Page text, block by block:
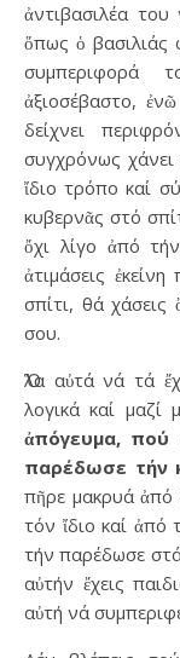
ἀντιβασιλέα
ὅπως ὁ βασιλιάς
συμπεριφορά
ἀξιοσέβαστο,
δείχνει
συγχρόνως χάνει
ἴδιο τρόπο καί
κυβερνᾶς στό
ὄχι λίγο ἀπό
ἀτιμάσεις
σπίτι, θά χάσεις
σου.
Ὅλα αὐτά νά τά
λογικά καί μαζί
ἀπόγευμα, πού
παρέδωσε τήν
πῆρε μακρυά ἀπό
τόν ἴδιο καί ἀπό
τήν παρέδωσε
αὐτήν ἔχεις
αὐτή νά